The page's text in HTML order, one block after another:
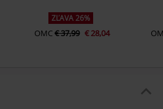
ZĽAVA 26%
OMC€ 37,99 € 28,04